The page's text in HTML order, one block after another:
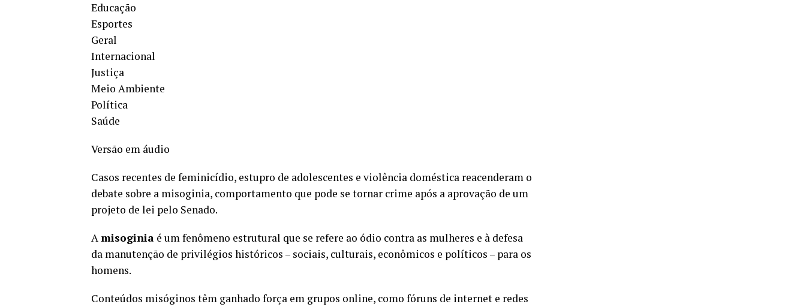
Educação
Esportes
Geral
Internacional
Justiça
Meio Ambiente
Política
Saúde
Versão em áudio
Casos recentes de feminicídio, estupro de adolescentes e violência doméstica reacenderam o
debate sobre a misoginia, comportamento que pode se tornar crime após a aprovação de um
projeto de lei pelo Senado.
Amisoginia é um fenômeno estrutural que se refere ao ódio contra as mulheres e à defesa
da manutenção de privilégios históricos – sociais, culturais, econômicos e políticos – para os
homens.
Conteúdos misóginos têm ganhado força em grupos online, como fóruns de internet e redes